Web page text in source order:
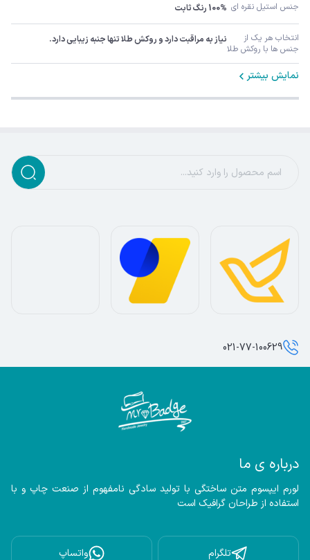
جنس استیل نقره ای 100% رنگ ثابت
جنس ها با روکش طلا
نیاز به مراقبت دارد و روکش طلا تنها جنبه زیبایی دارد.
نمایش بیشتر
درباره ی ما
استفاده از طراحان گرافیک است
تلگرام واتساپ
021-77-100629